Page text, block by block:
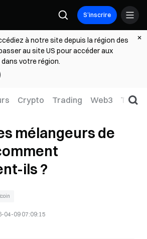
S’inscrire
à notre site depuis la région des
au site US pour accéder aux
votre région.
Crypto Trading Web3 TradFi
mélangeurs de
ils ?
04-09 07:09:15